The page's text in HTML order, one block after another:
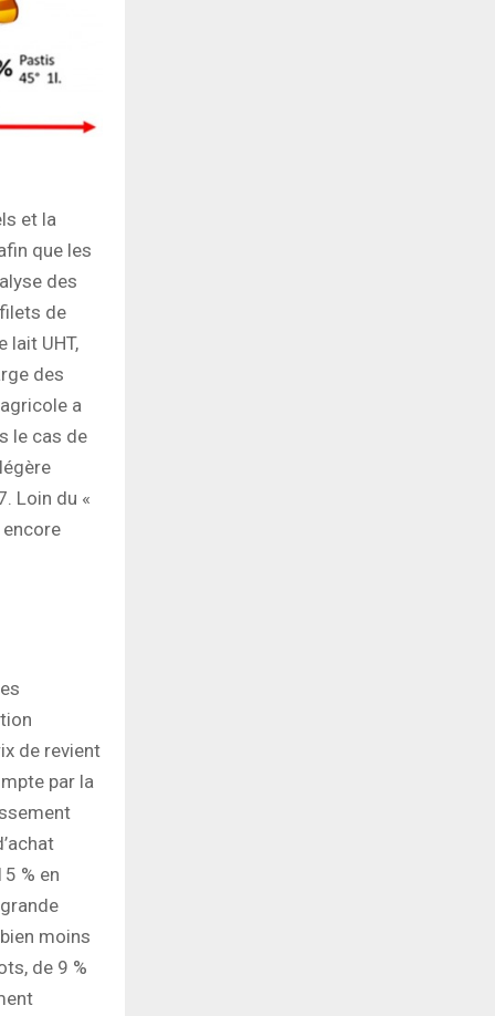
et la
que les
des
de
lait UHT,
des
a
le cas de
Loin du «
de revient
par la
% en
moins
de 9 %